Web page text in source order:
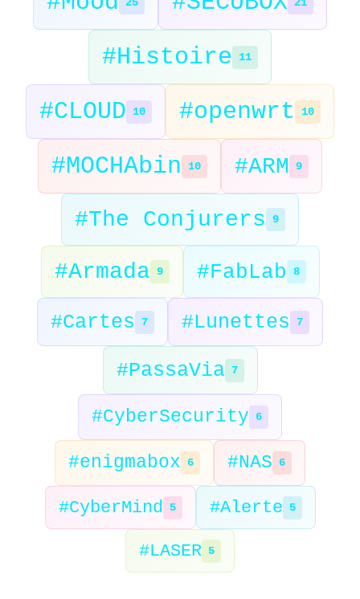
25 21
#Histoire 11
#CLOUD 10 #openwrt 10
#MOCHAbin 10 #ARM 9
#The Conjurers 9
#Armada 9 #FabLab 8
#Cartes 7 #Lunettes 7
#PassaVia 7
#CyberSecurity 6
#enigmabox 6 #NAS 6
#CyberMind 5 #Alerte 5
#LASER 5